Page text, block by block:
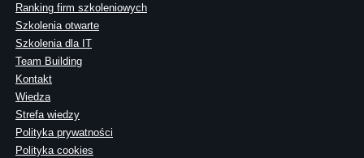
Ranking firm szkoleniowych
Szkolenia otwarte
Szkolenia dla IT
Team Building
Kontakt
Wiedza
Strefa wiedzy
Polityka prywatności
Polityka cookies